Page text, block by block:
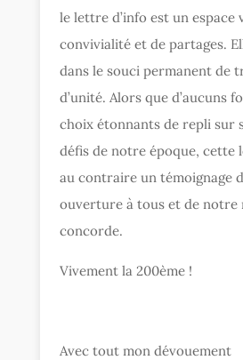
le lettre d’info est un espace
convivialité et de partages.
dans le souci permanent de
d’unité. Alors que d’aucuns
choix étonnants de repli sur
défis de notre époque, cette
au contraire un témoignage
ouverture à tous et de notre
concorde.
Vivement la 200ème !
Avec tout mon dévouement